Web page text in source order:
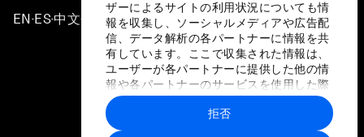
ザーによるサイトの利用状況についても情
報を収集し、ソーシャルメディアや広告配
信、データ解析の各パートナーに情報を共
有しています。ここで収集された情報は、
ユーザーが各パートナーに提供した他の情
報や各パートナーのサービスを使用した際
に収集された情報と組み合わされ、各パー
トナーによって使用されることがありま
す。
拒否
EN ▪ES▪中文▪ 日本語
プライバシーポリシーと利用規約